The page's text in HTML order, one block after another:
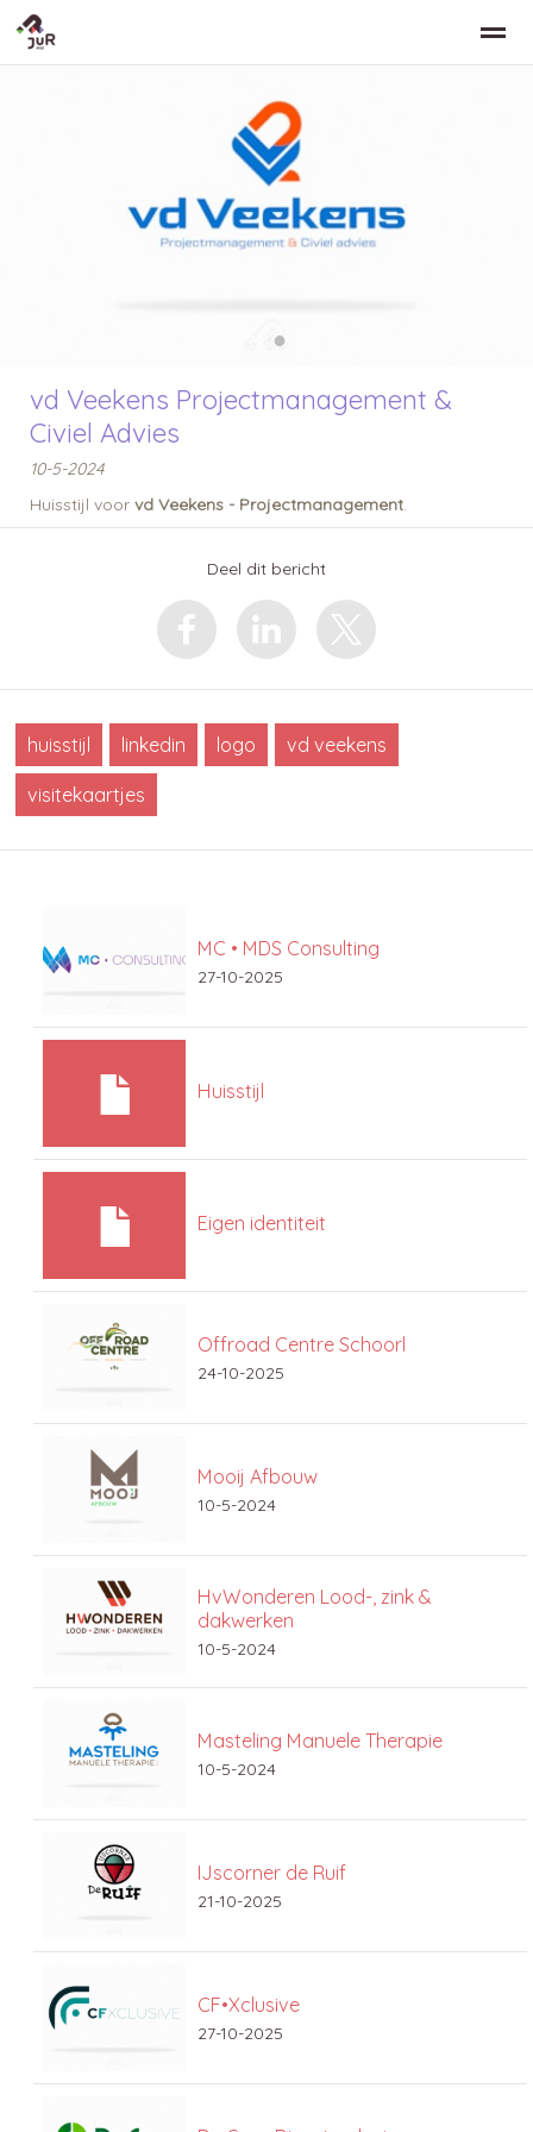
●
vd Veekens Projectmanagement &
Civiel Advies
10-5-2024
Huisstijl voor vd Veekens - Projectmanagement.
Deel dit bericht
huisstijl linkedin logo vd veekens
visitekaartjes
MC • MDS Consulting
27-10-2025
Huisstijl
Eigen identiteit
Offroad Centre Schoorl
24-10-2025
Mooij Afbouw
10-5-2024
HvWonderen Lood-, zink &
dakwerken
10-5-2024
Masteling Manuele Therapie
10-5-2024
IJscorner de Ruif
21-10-2025
CF•Xclusive
27-10-2025